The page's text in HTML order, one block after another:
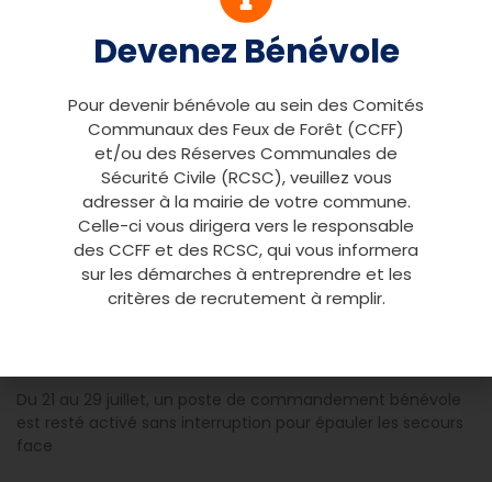
PRÉCÉDENT
Vivre dans le Var avec la Forêt
SUIVANT
Nos Moyens
Feu de forêt à Pontevès : neuf jours d’un
Du 21 au 29 juillet, un poste de commandement bénévole
est resté activé sans interruption pour épauler les secours
face
Devenez Bénévole
Pour devenir bénévole au sein des Comités
Communaux des Feux de Forêt (CCFF)
et/ou des Réserves Communales de
Sécurité Civile (RCSC), veuillez vous
adresser à la mairie de votre commune.
Celle-ci vous dirigera vers le responsable
des CCFF et des RCSC, qui vous informera
sur les démarches à entreprendre et les
critères de recrutement à remplir.